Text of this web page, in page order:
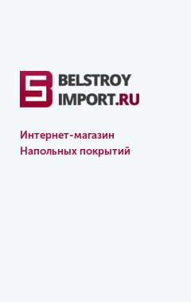
Интернет-магазин
Напольных покрытий